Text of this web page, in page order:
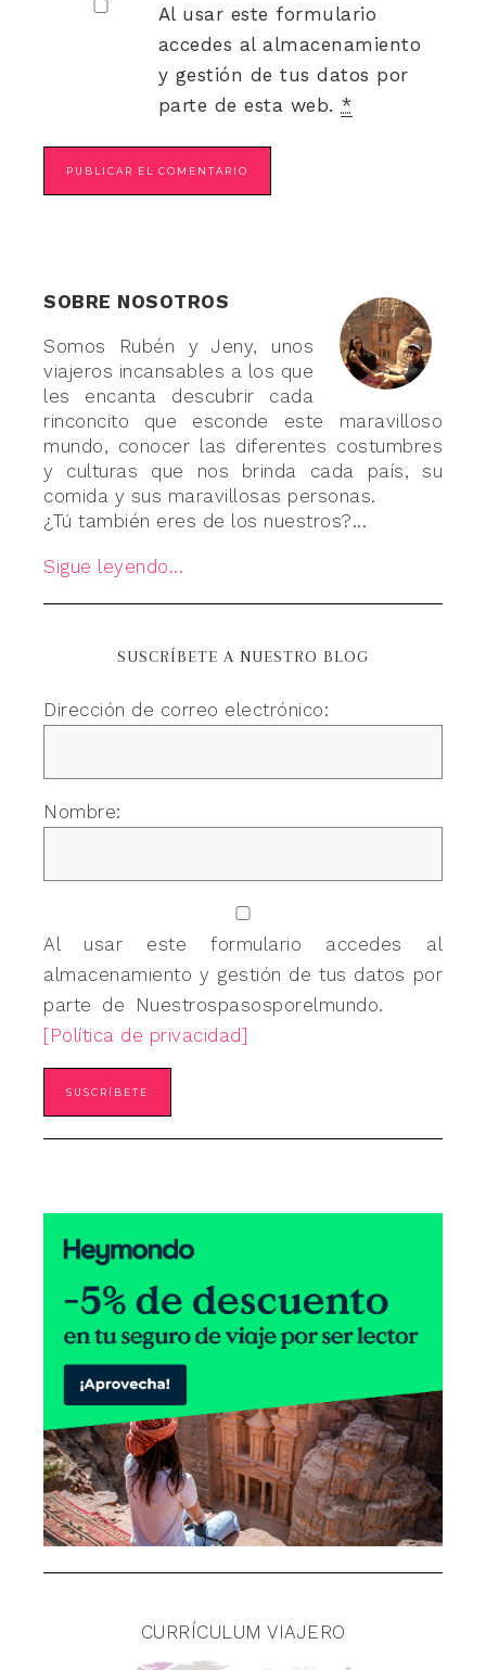
Al usar este formulario
accedes al almacenamiento
y gestión de tus datos por
parte de esta web. *
SOBRE NOSOTROS
Somos Rubén y Jeny, unos
viajeros incansables a los que
les encanta descubrir cada
rinconcito que esconde este maravilloso
mundo, conocer las diferentes costumbres
y culturas que nos brinda cada país, su
comida y sus maravillosas personas.
¿Tú también eres de los nuestros?...
Sigue leyendo...
SUSCRÍBETE A NUESTRO BLOG
Dirección de correo electrónico:
Nombre:
Al usar este formulario accedes al
almacenamiento y gestión de tus datos por
parte de Nuestrospasosporelmundo.
[Política de privacidad]
CURRÍCULUM VIAJERO